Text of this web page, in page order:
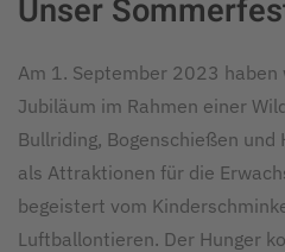
Unser
Am 1. September 2023
Jubiläum im Rahmen einer
Bullriding, Bogenschießen
als Attraktionen für die
begeistert vom
Luftballontieren. Der Hunger